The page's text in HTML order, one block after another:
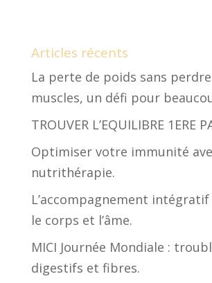
Articles récents
La perte de poids sans
muscles, un défi pour
TROUVER L’EQUILIBRE 1ERE
Optimiser votre immunité
nutrithérapie.
L’accompagnement
le corps et l’âme.
MICI Journée Mondiale :
digestifs et fibres.